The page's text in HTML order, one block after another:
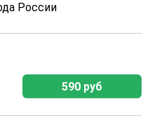
России
590 руб